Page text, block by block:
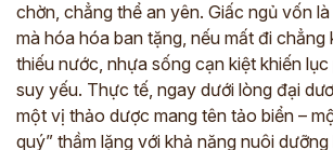
chờn, chẳng thể an yên. Giấc ngủ vốn
mà hóa hóa ban tặng, nếu mất đi
thiếu nước, nhựa sống cạn kiệt khiến
suy yếu. Thực tế, ngay dưới lòng đại
một vị thảo dược mang tên tảo biển –
quý” thầm lặng với khả năng nuôi